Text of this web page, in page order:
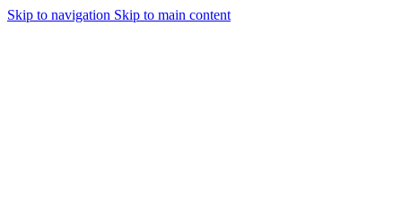
Skip to navigation Skip to main content